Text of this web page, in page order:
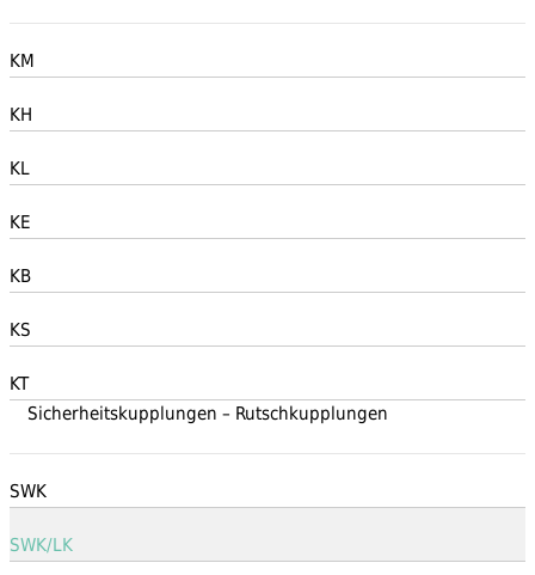
KM
KH
KL
KE
KB
KS
KT
Sicherheitskupplungen – Rutschkupplungen
SWK
SWK/LK